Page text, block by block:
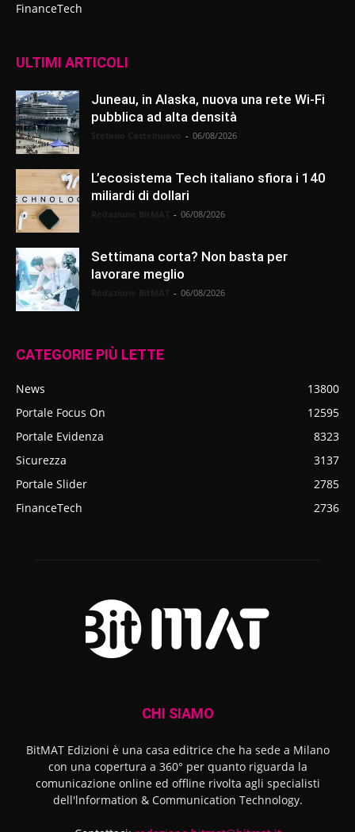
FinanceTech
ULTIMI ARTICOLI
Juneau, in Alaska, nuova una rete Wi-Fi
pubblica ad alta densità
- 06/08/2026
L’ecosistema Tech italiano sfiora i 140
miliardi di dollari
- 06/08/2026
Settimana corta? Non basta per
lavorare meglio
- 06/08/2026
CATEGORIE PIÙ LETTE
News
13800
Portale Focus On
12595
Portale Evidenza
8323
Sicurezza
3137
Portale Slider
2785
FinanceTech
2736
CHI SIAMO
BitMAT Edizioni è una casa editrice che ha sede a Milano
con una copertura a 360° per quanto riguarda la
comunicazione online ed offline rivolta agli specialisti
dell'lnformation & Communication Technology.